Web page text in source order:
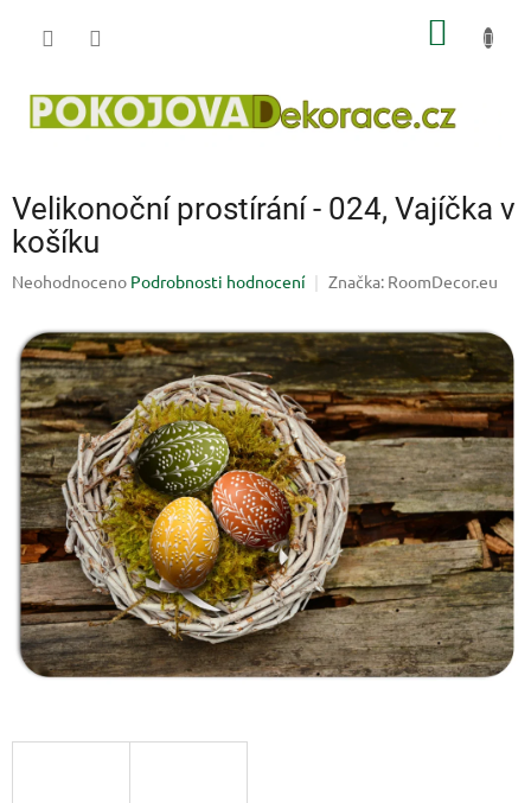
Velikonoční prostírání - 024, Vajíčka v
košíku
Průměrné
produktu
je
0,0
hvězdiček.
Neohodnoceno Podrobnosti hodnocení Značka: RoomDecor.eu